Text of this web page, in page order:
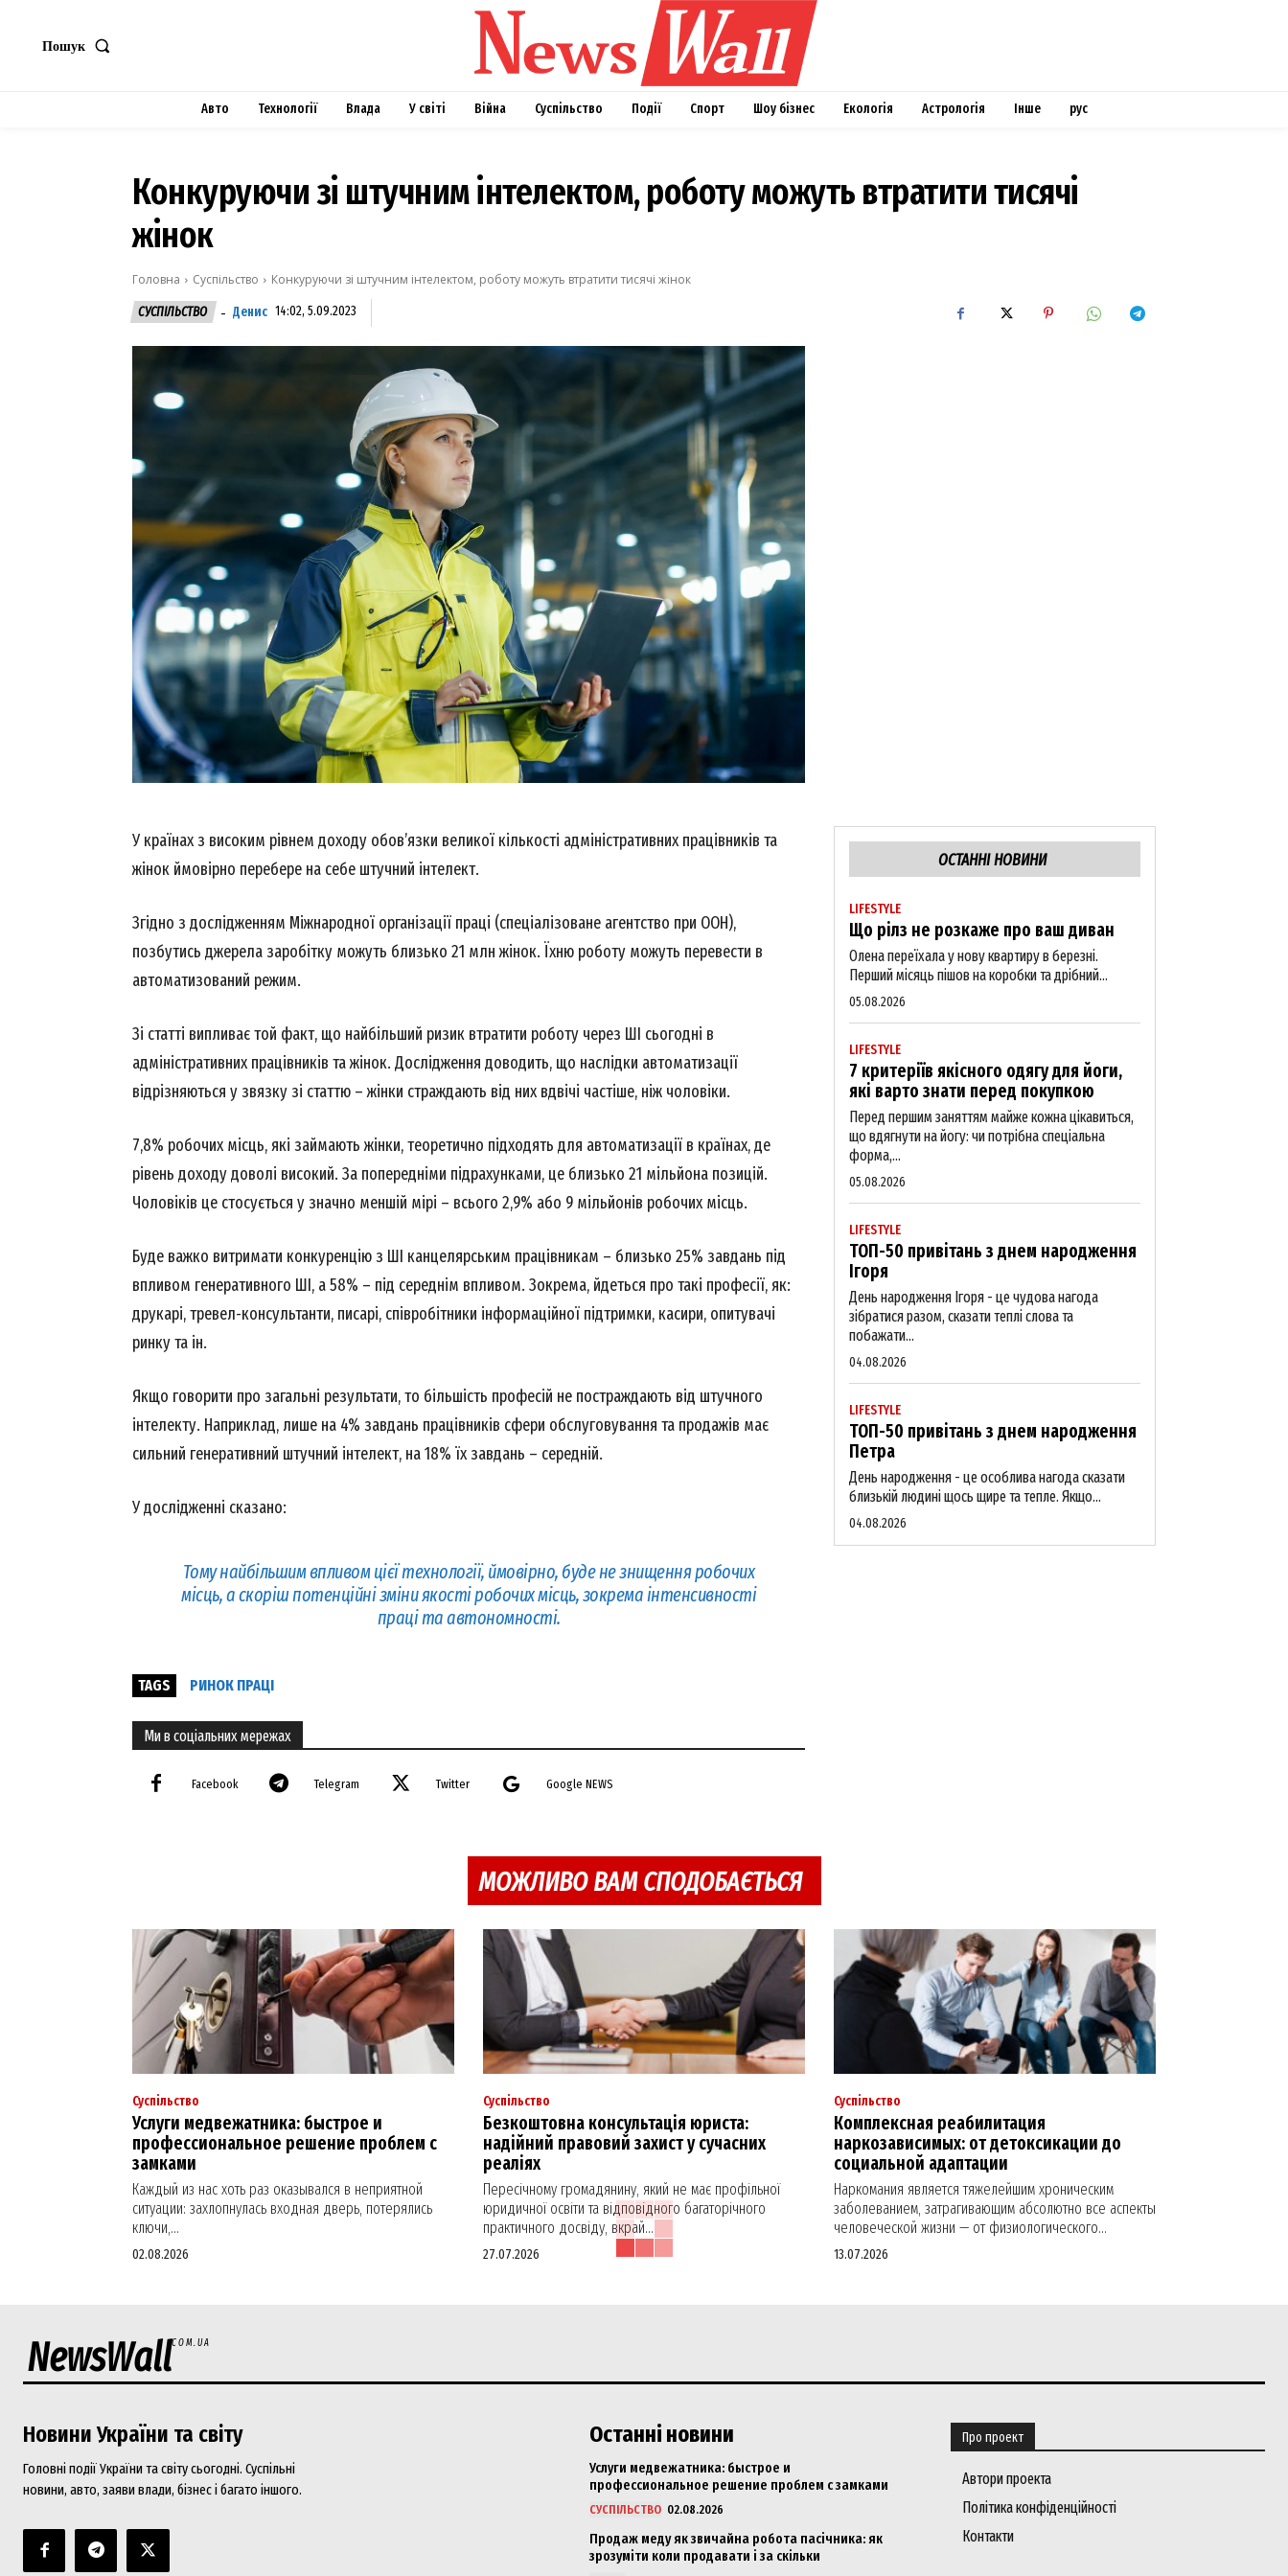
News Week
Magazine PRO
SUBSCRIBE NOW
About
Пошук
Авто Технології Влада У світі Війна Суспільство Події Спорт Шоу бізнес Екологія Астрологія Інше рус
Конкуруючи зі штучним інтелектом, роботу можуть втратити тисячі
жінок
Головна Суспільство
Конкуруючи зі штучним інтелектом, роботу можуть втратити тисячі жінок
СУСПІЛЬСТВО
- Денис 14:02, 5.09.2023
У країнах з високим рівнем доходу обов’язки великої кількості адміністративних працівників та
жінок ймовірно перебере на себе штучний інтелект.
Згідно з дослідженням Міжнародної організації праці (спеціалізоване агентство при ООН),
позбутись джерела заробітку можуть близько 21 млн жінок. Їхню роботу можуть перевести в
автоматизований режим.
Зі статті випливає той факт, що найбільший ризик втратити роботу через ШІ сьогодні в
адміністративних працівників та жінок. Дослідження доводить, що наслідки автоматизації
відрізняються у звязку зі статтю – жінки страждають від них вдвічі частіше, ніж чоловіки.
7,8% робочих місць, які займають жінки, теоретично підходять для автоматизації в країнах, де
рівень доходу доволі високий. За попередніми підрахунками, це близько 21 мільйона позицій.
Чоловіків це стосується у значно меншій мірі – всього 2,9% або 9 мільйонів робочих місць.
Буде важко витримати конкуренцію з ШІ канцелярським працівникам – близько 25% завдань під
впливом генеративного ШІ, а 58% – під середнім впливом. Зокрема, йдеться про такі професії, як:
друкарі, тревел-консультанти, писарі, співробітники інформаційної підтримки, касири, опитувачі
ринку та ін.
Якщо говорити про загальні результати, то більшість професій не постраждають від штучного
інтелекту. Наприклад, лише на 4% завдань працівників сфери обслуговування та продажів має
сильний генеративний штучний інтелект, на 18% їх завдань – середній.
У дослідженні сказано:
Тому найбільшим впливом цієї технології, ймовірно, буде не знищення робочих
місць, а скоріш потенційні зміни якості робочих місць, зокрема інтенсивності
праці та автономності.
TAGS РИНОК ПРАЦІ
Ми в соціальних мережах
Facebook Telegram Twitter Google NEWS
ОСТАННІ НОВИНИ
LIFESTYLE
Що рілз не розкаже про ваш диван
Олена переїхала у нову квартиру в березні.
Перший місяць пішов на коробки та дрібний...
05.08.2026
LIFESTYLE
7 критеріїв якісного одягу для йоги,
які варто знати перед покупкою
Перед першим заняттям майже кожна цікавиться,
що вдягнути на йогу: чи потрібна спеціальна
форма,...
05.08.2026
LIFESTYLE
ТОП-50 привітань з днем народження
Ігоря
День народження Ігоря - це чудова нагода
зібратися разом, сказати теплі слова та
побажати...
04.08.2026
LIFESTYLE
ТОП-50 привітань з днем народження
Петра
День народження - це особлива нагода сказати
близькій людині щось щире та тепле. Якщо...
04.08.2026
МОЖЛИВО ВАМ СПОДОБАЄТЬСЯ
Суспільство
Услуги медвежатника: быстрое и
профессиональное решение проблем с
замками
Каждый из нас хоть раз оказывался в неприятной
ситуации: захлопнулась входная дверь, потерялись
ключи,...
02.08.2026
Суспільство
Безкоштовна консультація юриста:
надійний правовий захист у сучасних
реаліях
Пересічному громадянину, який не має профільної
юридичної освіти та відповідного багаторічного
практичного досвіду, вкрай...
27.07.2026
Суспільство
Комплексная реабилитация
наркозависимых: от детоксикации до
социальной адаптации
Наркомания является тяжелейшим хроническим
заболеванием, затрагивающим абсолютно все аспекты
человеческой жизни — от физиологического...
13.07.2026
NewsWallCOM.UA
Новини України та світу
Головні події України та світу сьогодні. Суспільні
новини, авто, заяви влади, бізнес і багато іншого.
Останні новини
Услуги медвежатника: быстрое и
профессиональное решение проблем с замками
СУСПІЛЬСТВО 02.08.2026
Продаж меду як звичайна робота пасічника: як
зрозуміти коли продавати і за скільки
Про проект
Автори проекта
Політика конфіденційності
Контакти